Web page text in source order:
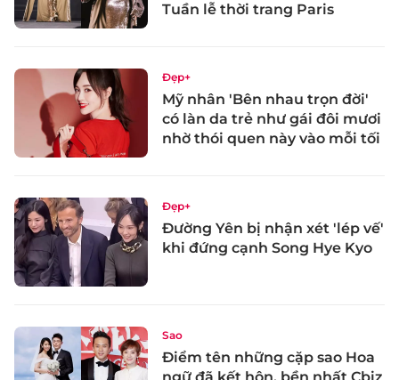
Tuần lễ thời trang Paris
Đẹp+
Mỹ nhân 'Bên nhau trọn đời'
có làn da trẻ như gái đôi mươi
nhờ thói quen này vào mỗi tối
Đẹp+
Đường Yên bị nhận xét 'lép vế'
khi đứng cạnh Song Hye Kyo
Sao
Điểm tên những cặp sao Hoa
ngữ đã kết hôn, bền nhất Cbiz